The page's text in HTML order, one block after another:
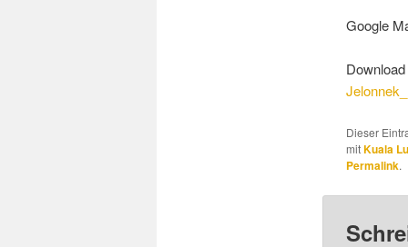
Google
Dieser
mitKuala
Permalink.